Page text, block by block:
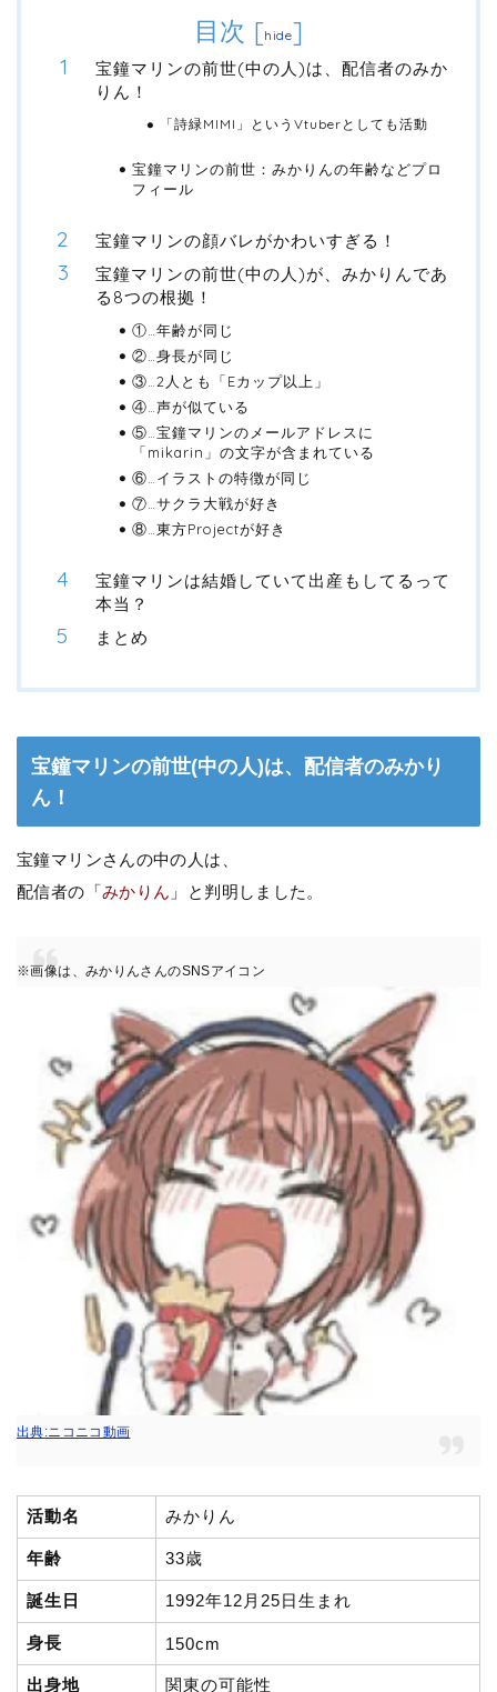
目次 [hide]
宝鐘マリンの前世(中の人)は、配信者のみか
りん！
「詩緑MIMI」というVtuberとしても活動
宝鐘マリンの前世：みかりんの年齢などプロ
フィール
宝鐘マリンの顔バレがかわいすぎる！
宝鐘マリンの前世(中の人)が、みかりんであ
る8つの根拠！
①…年齢が同じ
②…身長が同じ
③…2人とも「Eカップ以上」
④…声が似ている
⑤…宝鐘マリンのメールアドレスに
「mikarin」の文字が含まれている
⑥…イラストの特徴が同じ
⑦…サクラ大戦が好き
⑧…東方Projectが好き
宝鐘マリンは結婚していて出産もしてるって
本当？
まとめ
宝鐘マリンの前世(中の人)は、配信者のみかり
ん！
宝鐘マリンさんの中の人は、
配信者の「みかりん 」と判明しました。
※画像は、みかりんさんのSNSアイコン
出典:ニコニコ動画
活動名 みかりん
年齢 33歳
誕生日 1992年12月25日生まれ
身長 150cm
出身地 関東の可能性